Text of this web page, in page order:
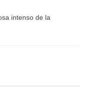
intenso de la